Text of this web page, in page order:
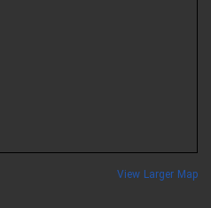
View Larger